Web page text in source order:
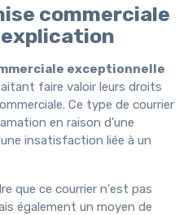
commerciale
exceptionnelle
faire valoir leurs droits
Ce type de courrier
en raison d'une
insatisfaction liée à un
que ce courrier n'est pas
également un moyen de